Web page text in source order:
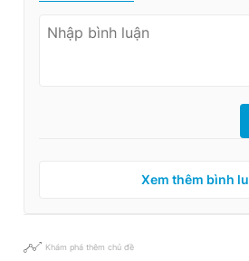
Xem thêm bình
Khám phá thêm chủ đề